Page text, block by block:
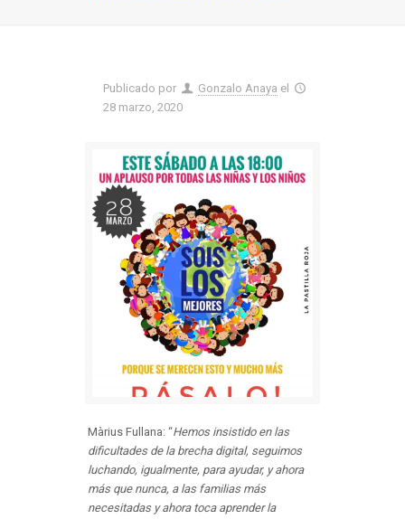
Publicado por Gonzalo Anaya el
28 marzo, 2020
Màrius Fullana: “Hemos insistido en las
dificultades de la brecha digital, seguimos
luchando, igualmente, para ayudar, y ahora
más que nunca, a las familias más
necesitadas y ahora toca aprender la